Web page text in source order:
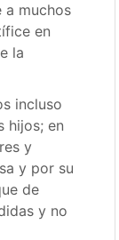
a muchos
en
la
incluso
hijos; en
y
y por su
de
y no